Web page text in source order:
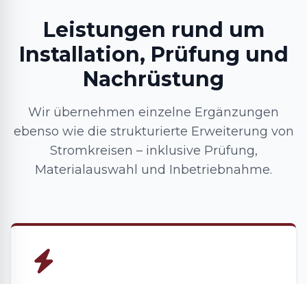
Leistungen rund um
Installation, Prüfung und
Nachrüstung
Wir übernehmen einzelne Ergänzungen
ebenso wie die strukturierte Erweiterung von
Stromkreisen – inklusive Prüfung,
Materialauswahl und Inbetriebnahme.